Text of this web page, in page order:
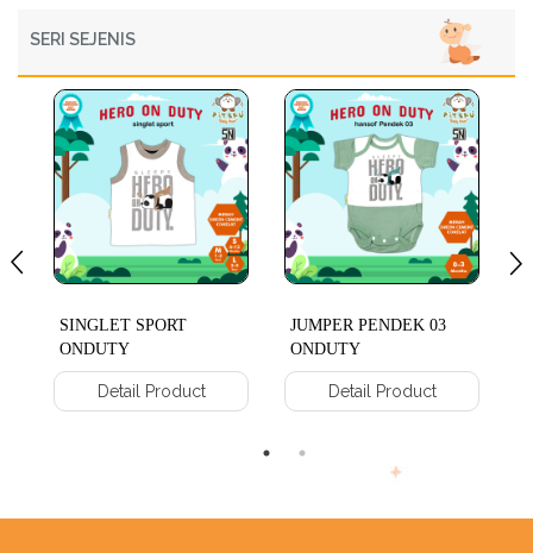
SERI SEJENIS
SINGLET SPORT
ONDUTY
Detail Product
JUMPER PENDEK 03
ONDUTY
Detail Product